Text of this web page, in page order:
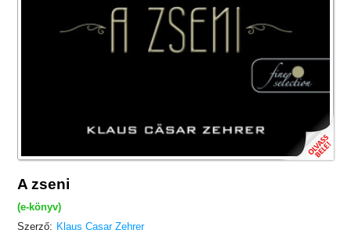
A zseni
(e-könyv)
Szerző: Klaus Casar Zehrer